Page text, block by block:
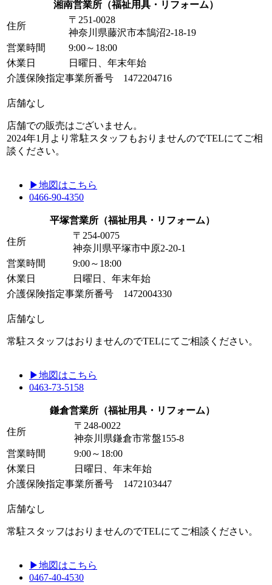
湘南営業所 （福祉用具・リフォーム）
住所
〒251-0028
神奈川県藤沢市本鵠沼2-18-19
営業時間
9:00～18:00
休業日
日曜日、年末年始
介護保険指定事業所番号 1472204716
店舗なし
店舗での販売はございません。
2024年1月より常駐スタッフもおりませんのでTELにてご相
談ください。
▶地図はこちら
0466-90-4350
平塚営業所 （福祉用具・リフォーム）
住所
〒254-0075
神奈川県平塚市中原2-20-1
営業時間
9:00～18:00
休業日
日曜日、年末年始
介護保険指定事業所番号 1472004330
店舗なし
常駐スタッフはおりませんのでTELにてご相談ください。
▶地図はこちら
0463-73-5158
鎌倉営業所 （福祉用具・リフォーム）
住所
〒248-0022
神奈川県鎌倉市常盤155-8
営業時間
9:00～18:00
休業日
日曜日、年末年始
介護保険指定事業所番号 1472103447
店舗なし
常駐スタッフはおりませんのでTELにてご相談ください。
▶地図はこちら
0467-40-4530